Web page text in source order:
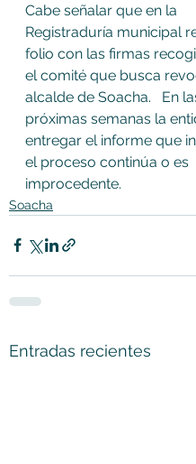
Cabe señalar que en la
Registraduría municipal
folio con las firmas
el comité que busca
alcalde de Soacha.   En
próximas semanas la
entregar el informe que
el proceso continúa o es
improcedente.
Soacha
Entradas recientes